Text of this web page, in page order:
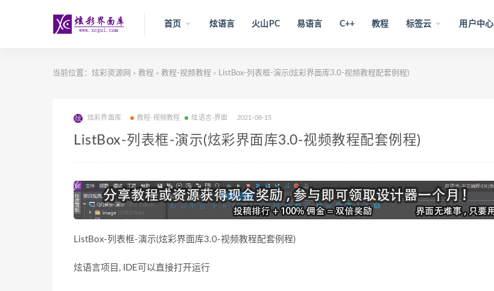
首页 炫语言 火山PC 易语言 C++ 教程 标签云 用户中心
当前位置： 炫彩资源网 > 教程 > 教程-视频教程 > ListBox-列表框-演示(炫彩界面库3.0-视频教程配套例程)
炫彩界面库 教程-视频教程 炫语言-界面 2021-08-15
ListBox-列表框-演示(炫彩界面库3.0-视频教程配套例程)
ListBox-列表框-演示(炫彩界面库3.0-视频教程配套例程)
炫语言项目, IDE可以直接打开运行